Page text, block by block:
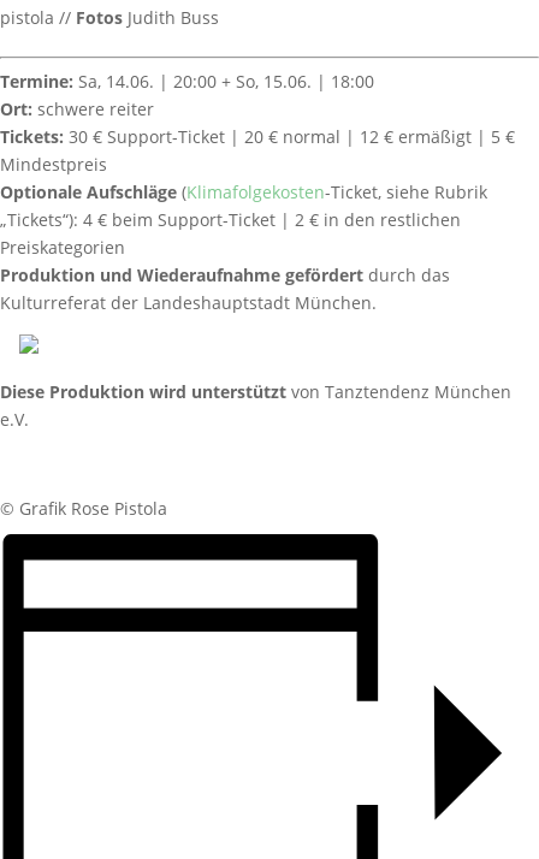
pistola // Fotos Judith Buss
Termine: Sa, 14.06. | 20:00 + So, 15.06. | 18:00
Ort: schwere reiter
Tickets: 30 € Support-Ticket | 20 € normal | 12 € ermäßigt | 5 €
Mindestpreis
Optionale Aufschläge (Klimafolgekosten-Ticket, siehe Rubrik
„Tickets“): 4 € beim Support-Ticket | 2 € in den restlichen
Preiskategorien
Produktion und Wiederaufnahme gefördert durch das
Kulturreferat der Landeshauptstadt München.
Diese Produktion wird unterstützt von Tanztendenz München
e.V.
© Grafik Rose Pistola